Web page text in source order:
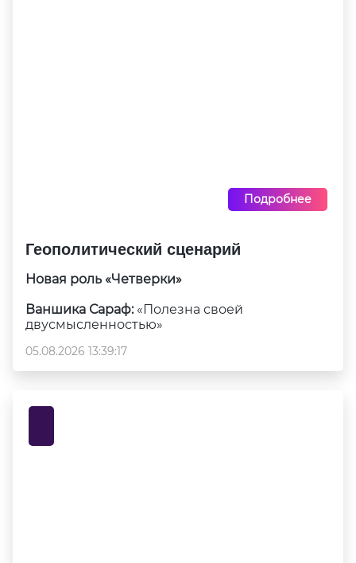
Подробнее
Геополитический сценарий
Новая роль «Четверки»
Ваншика Сараф:«Полезна своей
двусмысленностью»
05.08.2026 13:39:17